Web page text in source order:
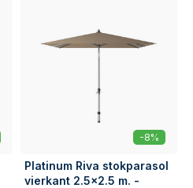
-8%
Platinum Riva stokparasol
vierkant 2.5x2.5 m. -